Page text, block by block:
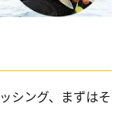
シング、まずはそ